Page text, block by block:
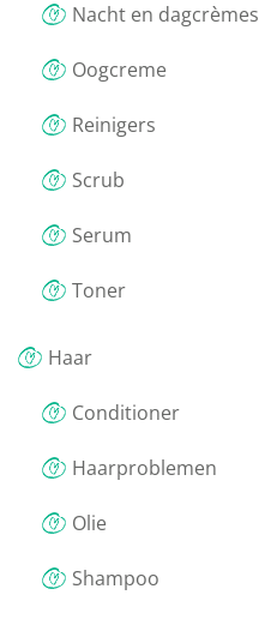
Nacht en dagcrèmes
Oogcreme
Reinigers
Scrub
Serum
Toner
Haar
Conditioner
Haarproblemen
Olie
Shampoo